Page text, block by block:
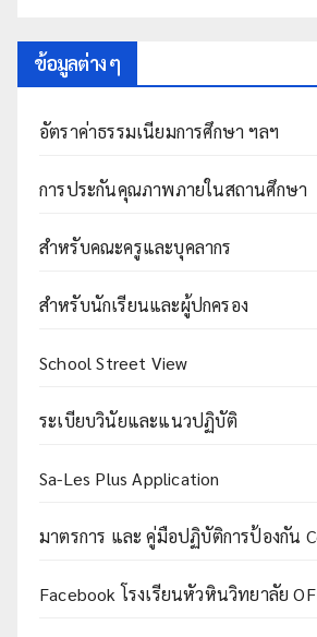
ข้อมูลต่าง ๆ
อัตราค่าธรรมเนียมการศึกษา ฯลฯ
การประกันคุณภาพภายในสถานศึกษา
สำหรับคณะครูและบุคลากร
สำหรับนักเรียนและผู้ปกครอง
School Street View
ระเบียบวินัยและแนวปฏิบัติ
Sa-Les Plus Application
มาตรการ และ คู่มือปฏิบัติการป้องกัน
Facebook โรงเรียนหัวหินวิทยาลัย